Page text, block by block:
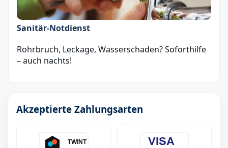
Sanitär‑Notdienst
Rohrbruch, Leckage, Wasserschaden? Soforthilfe
– auch nachts!
Akzeptierte Zahlungsarten
TWINT VISA